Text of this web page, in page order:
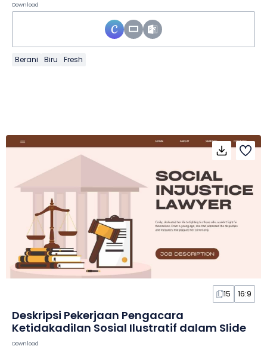
Download
Berani Biru Fresh
15 16:9
Deskripsi Pekerjaan Pengacara
Ketidakadilan Sosial Ilustratif dalam Slide
Download